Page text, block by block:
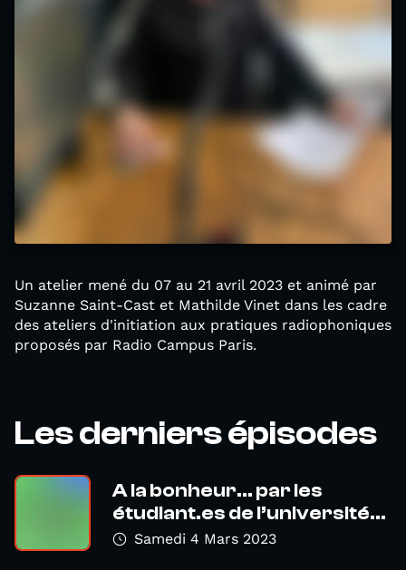
Un atelier mené du 07 au 21 avril 2023 et animé par
Suzanne Saint-Cast et Mathilde Vinet dans les cadre
des ateliers d'initiation aux pratiques radiophoniques
proposés par Radio Campus Paris.
Les derniers épisodes
A la bonheur… par les
étudiant.es de l’université...
Samedi 4 Mars 2023